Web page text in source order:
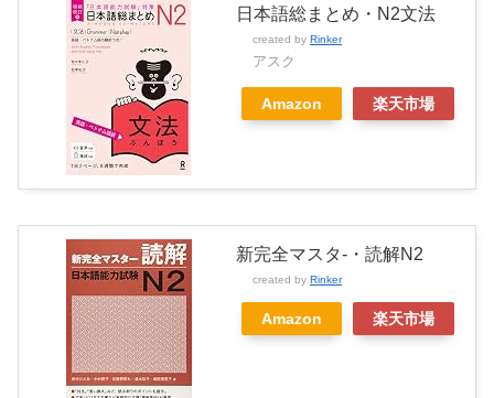
日本語総まとめ・N2文法
created by Rinker
アスク
Amazon 楽天市場
新完全マスタ-・読解N2
created by Rinker
Amazon 楽天市場